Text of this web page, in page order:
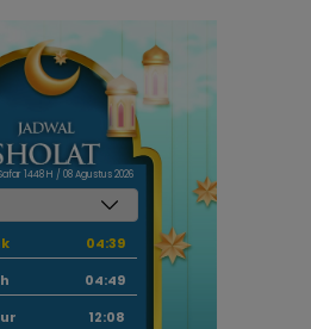
1448 H / 08 Agustus 2026
04:39
04:49
12:08